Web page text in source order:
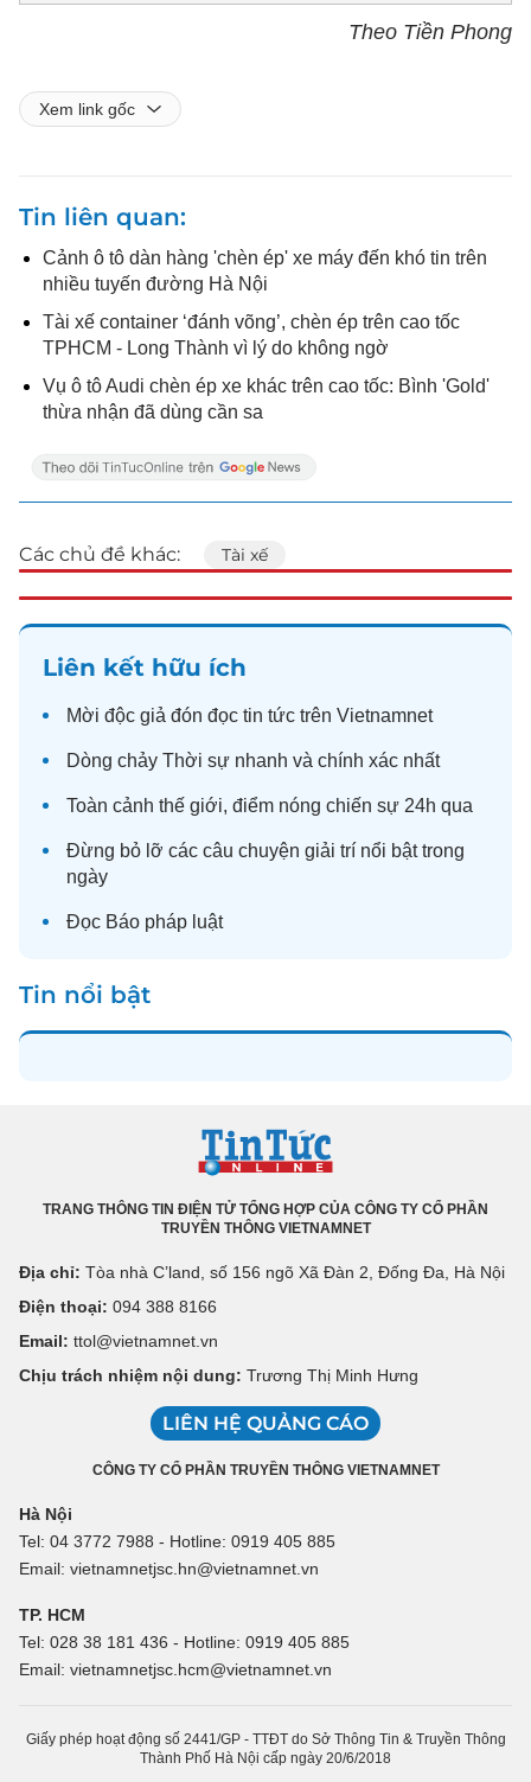
Theo Tiền Phong
Xem link gốc
Tin liên quan
Cảnh ô tô dàn hàng 'chèn ép' xe máy đến khó tin trên
nhiều tuyến đường Hà Nội
Tài xế container ‘đánh võng’, chèn ép trên cao tốc
TPHCM - Long Thành vì lý do không ngờ
Vụ ô tô Audi chèn ép xe khác trên cao tốc: Bình 'Gold'
thừa nhận đã dùng cần sa
Các chủ đề khác: Tài xế
Liên kết hữu ích
Mời độc giả đón đọc tin tức trên Vietnamnet
Dòng chảy Thời sự nhanh và chính xác nhất
Toàn cảnh thế giới, điểm nóng chiến sự 24h qua
Đừng bỏ lỡ các câu chuyện giải trí nổi bật trong
ngày
Đọc Báo pháp luật
Tin nổi bật
TRANG THÔNG TIN ĐIỆN TỬ TỔNG HỢP CỦA CÔNG TY CỔ PHẦN
TRUYỀN THÔNG VIETNAMNET
Địa chỉ: Tòa nhà C’land, số 156 ngõ Xã Đàn 2, Đống Đa, Hà Nội
Điện thoại: 094 388 8166
Email: ttol@vietnamnet.vn
Chịu trách nhiệm nội dung: Trương Thị Minh Hưng
LIÊN HỆ QUẢNG CÁO
CÔNG TY CỔ PHẦN TRUYỀN THÔNG VIETNAMNET
Hà Nội
Tel: 04 3772 7988 - Hotline: 0919 405 885
Email: vietnamnetjsc.hn@vietnamnet.vn
TP. HCM
Tel: 028 38 181 436 - Hotline: 0919 405 885
Email: vietnamnetjsc.hcm@vietnamnet.vn
Giấy phép hoạt động số 2441/GP - TTĐT do Sở Thông Tin & Truyền Thông
Thành Phố Hà Nội cấp ngày 20/6/2018